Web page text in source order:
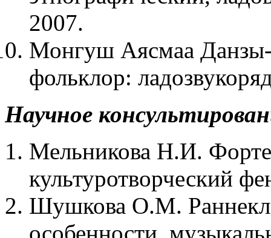
2007.
Монгуш Аясмаа Данзы-
фольклор:
Научное
Мельникова Н.И.
культуротворческий
Шушкова О.М.
особенности,